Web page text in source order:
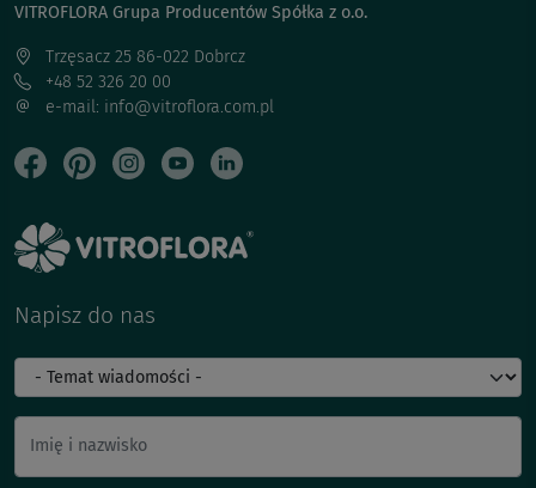
VITROFLORA Grupa Producentów Spółka z o.o.
Trzęsacz 25 86-022 Dobrcz
+48 52 326 20 00
e-mail: info@vitroflora.com.pl
Napisz do nas
Imię i nazwisko